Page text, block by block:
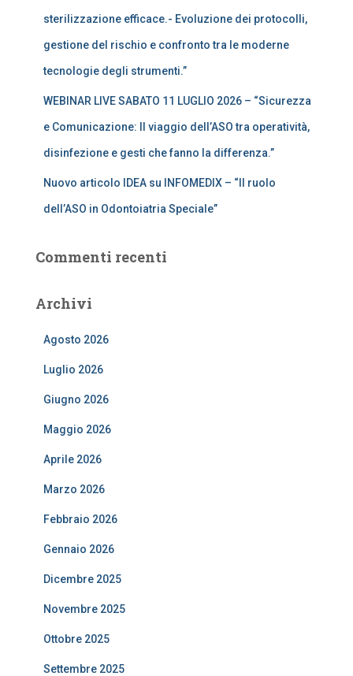
sterilizzazione efficace.- Evoluzione dei protocolli,
gestione del rischio e confronto tra le moderne
tecnologie degli strumenti.”
WEBINAR LIVE SABATO 11 LUGLIO 2026 – “Sicurezza
e Comunicazione: Il viaggio dell’ASO tra operatività,
disinfezione e gesti che fanno la differenza.”
Nuovo articolo IDEA su INFOMEDIX – “Il ruolo
dell’ASO in Odontoiatria Speciale”
Commenti recenti
Archivi
Agosto 2026
Luglio 2026
Giugno 2026
Maggio 2026
Aprile 2026
Marzo 2026
Febbraio 2026
Gennaio 2026
Dicembre 2025
Novembre 2025
Ottobre 2025
Settembre 2025